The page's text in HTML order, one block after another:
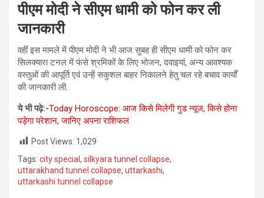
पीएम मोदी ने सीएम धामी को फोन कर ली
जानकारी
वहीं इस मामले में पीएम मोदी ने भी आज सुबह ही सीएम धामी को फोन कर
सिलक्यारा टनल में फंसे श्रमिकों के लिए भोजन, दवाइयां, अन्य आवश्यक
वस्तुओं की आपूर्ति एवं उन्हें सकुशल बाहर निकालने हेतु चल रहे बचाव कार्यों
की जानकारी ली.
ये भी पढ़े:-Today Horoscope: आज किसे मिलेगी गुड न्यूज, किसे होना
पड़ेगा परेशान, जानिए अपना राशिफल
Post Views: 1,029
Tags: city special , silkyara tunnel collapse,
uttarakhand tunnel collapse, uttarkashi,
uttarkashi tunnel collapse